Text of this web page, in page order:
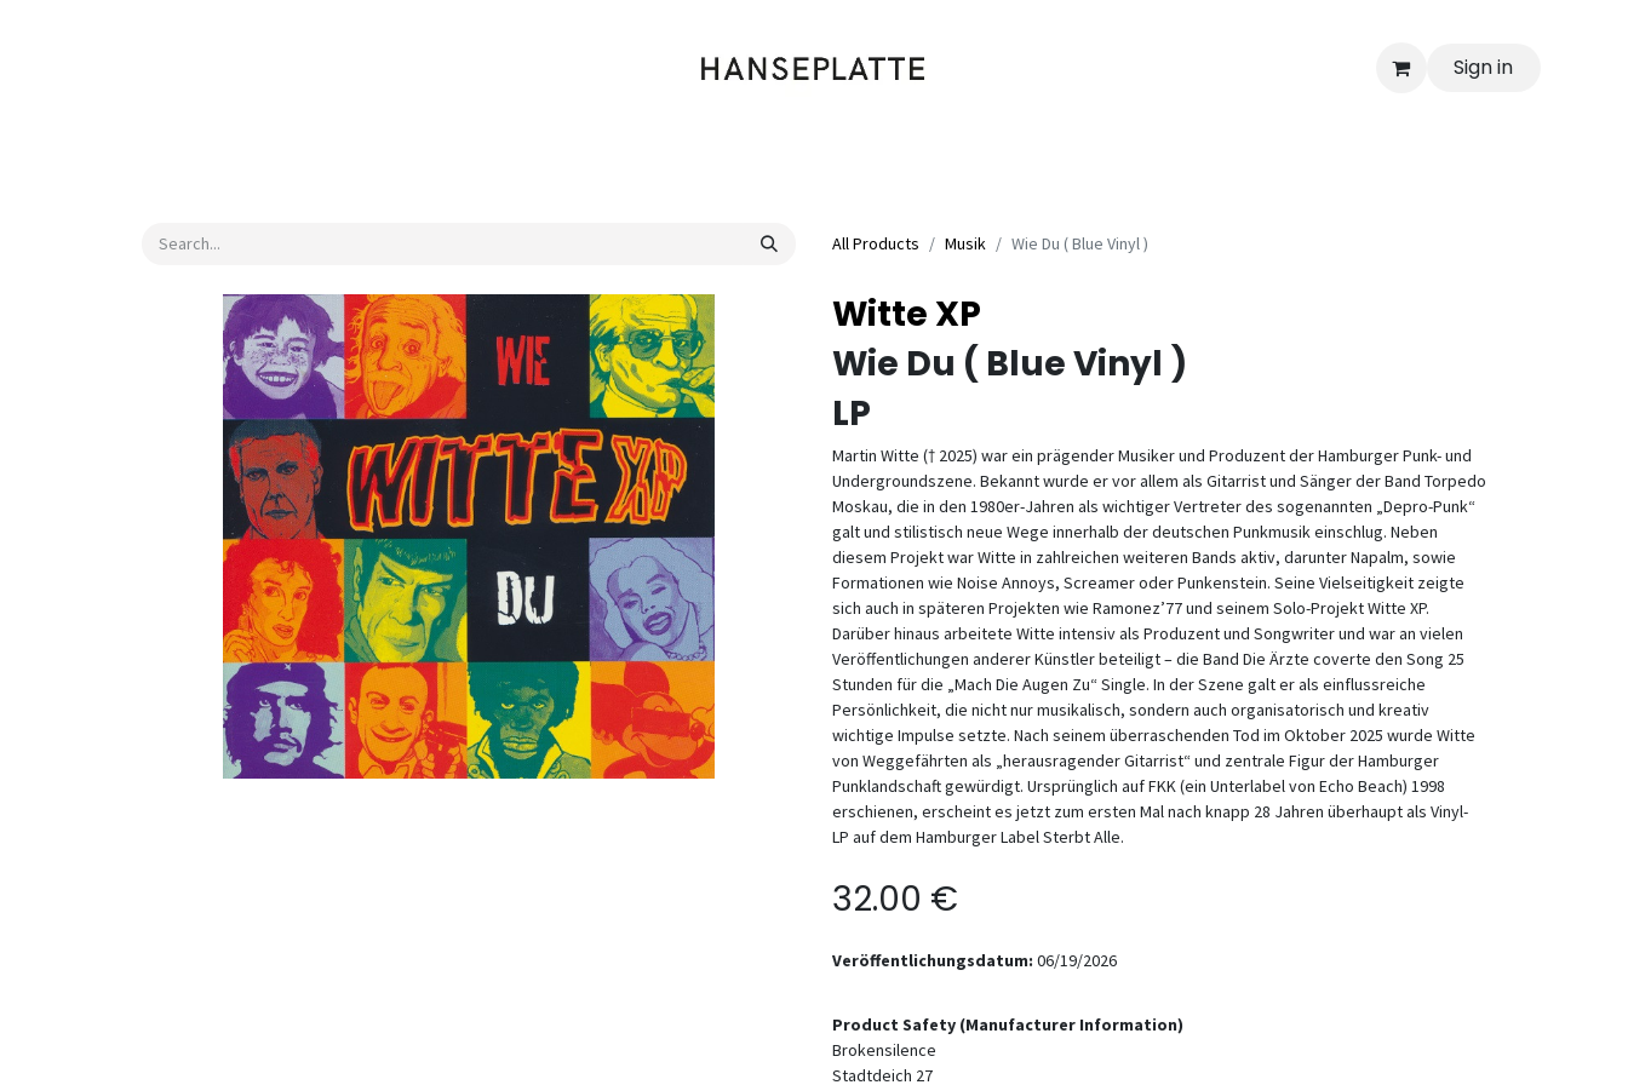
Sign in
All Products Musik Wie Du ( Blue Vinyl )
Witte XP
Wie Du ( Blue Vinyl )
LP
Martin Witte († 2025) war ein prägender Musiker und Produzent der Hamburger Punk- und
Undergroundszene. Bekannt wurde er vor allem als Gitarrist und Sänger der Band Torpedo
Moskau, die in den 1980er-Jahren als wichtiger Vertreter des sogenannten „Depro-Punk“
galt und stilistisch neue Wege innerhalb der deutschen Punkmusik einschlug. Neben
diesem Projekt war Witte in zahlreichen weiteren Bands aktiv, darunter Napalm, sowie
Formationen wie Noise Annoys, Screamer oder Punkenstein. Seine Vielseitigkeit zeigte
sich auch in späteren Projekten wie Ramonez’77 und seinem Solo-Projekt Witte XP.
Darüber hinaus arbeitete Witte intensiv als Produzent und Songwriter und war an vielen
Veröffentlichungen anderer Künstler beteiligt – die Band Die Ärzte coverte den Song 25
Stunden für die „Mach Die Augen Zu“ Single. In der Szene galt er als einflussreiche
Persönlichkeit, die nicht nur musikalisch, sondern auch organisatorisch und kreativ
wichtige Impulse setzte. Nach seinem überraschenden Tod im Oktober 2025 wurde Witte
von Weggefährten als „herausragender Gitarrist“ und zentrale Figur der Hamburger
Punklandschaft gewürdigt. Ursprünglich auf FKK (ein Unterlabel von Echo Beach) 1998
erschienen, erscheint es jetzt zum ersten Mal nach knapp 28 Jahren überhaupt als Vinyl-
LP auf dem Hamburger Label Sterbt Alle.
32.00 €
Veröffentlichungsdatum: 06/19/2026
Product Safety (Manufacturer Information)
Brokensilence
Stadtdeich 27